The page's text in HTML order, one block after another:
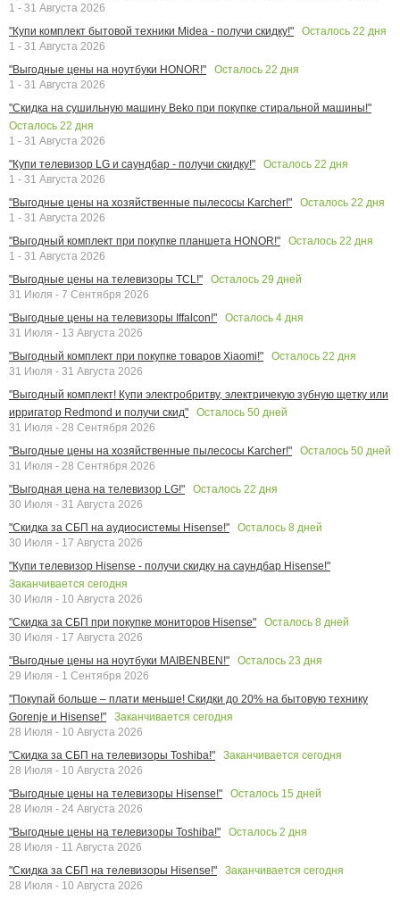
1 - 31 Августа 2026
"Купи комплект бытовой техники Midea - получи скидку!"
Осталось 22 дня
1 - 31 Августа 2026
"Выгодные цены на ноутбуки HONOR!"
Осталось 22 дня
1 - 31 Августа 2026
"Скидка на сушильную машину Beko при покупке стиральной машины!"
Осталось 22 дня
1 - 31 Августа 2026
"Купи телевизор LG и саундбар - получи скидку!"
Осталось 22 дня
1 - 31 Августа 2026
"Выгодные цены на хозяйственные пылесосы Karcher!"
Осталось 22 дня
1 - 31 Августа 2026
"Выгодный комплект при покупке планшета HONOR!"
Осталось 22 дня
1 - 31 Августа 2026
"Выгодные цены на телевизоры TCL!"
Осталось 29 дней
31 Июля - 7 Сентября 2026
"Выгодные цены на телевизоры Iffalcon!"
Осталось 4 дня
31 Июля - 13 Августа 2026
"Выгодный комплект при покупке товаров Xiaomi!"
Осталось 22 дня
31 Июля - 31 Августа 2026
"Выгодный комплект! Купи электробритву, электричекую зубную щетку или
ирригатор Redmond и получи скид"
Осталось 50 дней
31 Июля - 28 Сентября 2026
"Выгодные цены на хозяйственные пылесосы Karcher!"
Осталось 50 дней
31 Июля - 28 Сентября 2026
"Выгодная цена на телевизор LG!"
Осталось 22 дня
30 Июля - 31 Августа 2026
"Скидка за СБП на аудиосистемы Hisense!"
Осталось 8 дней
30 Июля - 17 Августа 2026
"Купи телевизор Hisense - получи скидку на саундбар Hisense!"
Заканчивается сегодня
30 Июля - 10 Августа 2026
"Скидка за СБП при покупке мониторов Hisense"
Осталось 8 дней
30 Июля - 17 Августа 2026
"Выгодные цены на ноутбуки MAIBENBEN!"
Осталось 23 дня
29 Июля - 1 Сентября 2026
"Покупай больше – плати меньше! Скидки до 20% на бытовую технику
Gorenje и Hisense!"
Заканчивается сегодня
28 Июля - 10 Августа 2026
"Скидка за СБП на телевизоры Toshiba!"
Заканчивается сегодня
28 Июля - 10 Августа 2026
"Выгодные цены на телевизоры Hisense!"
Осталось 15 дней
28 Июля - 24 Августа 2026
"Выгодные цены на телевизоры Toshiba!"
Осталось 2 дня
28 Июля - 11 Августа 2026
"Скидка за СБП на телевизоры Hisense!"
Заканчивается сегодня
28 Июля - 10 Августа 2026